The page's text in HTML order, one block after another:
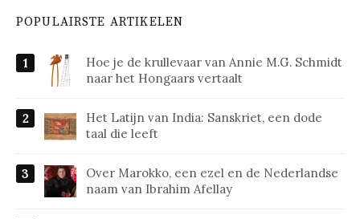
POPULAIRSTE ARTIKELEN
Hoe je de krullevaar van Annie M.G. Schmidt
naar het Hongaars vertaalt
Het Latijn van India: Sanskriet, een dode
taal die leeft
Over Marokko, een ezel en de Nederlandse
naam van Ibrahim Afellay